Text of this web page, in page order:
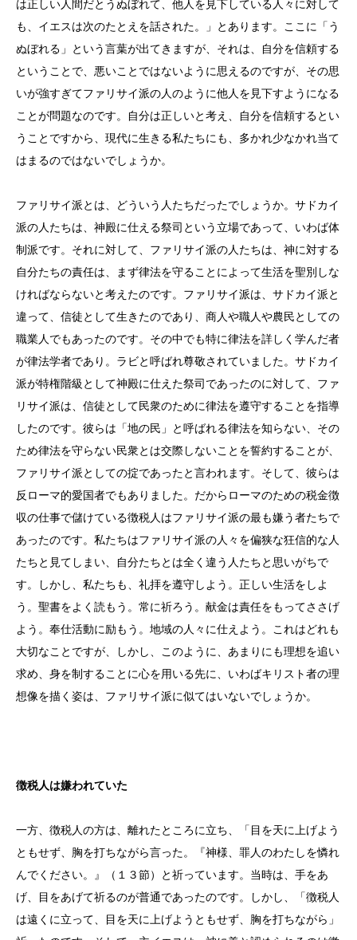
は正しい人間だとうぬぼれて、他人を見下している人々に対して
も、イエスは次のたとえを話された。」とあります。ここに「う
ぬぼれる」という言葉が出てきますが、それは、自分を信頼する
ということで、悪いことではないように思えるのですが、その思
いが強すぎてファリサイ派の人のように他人を見下すようになる
ことが問題なのです。自分は正しいと考え、自分を信頼するとい
うことですから、現代に生きる私たちにも、多かれ少なかれ当て
はまるのではないでしょうか。
ファリサイ派とは、どういう人たちだったでしょうか。サドカイ
派の人たちは、神殿に仕える祭司という立場であって、いわば体
制派です。それに対して、ファリサイ派の人たちは、神に対する
自分たちの責任は、まず律法を守ることによって生活を聖別しな
ければならないと考えたのです。ファリサイ派は、サドカイ派と
違って、信徒として生きたのであり、商人や職人や農民としての
職業人でもあったのです。その中でも特に律法を詳しく学んだ者
が律法学者であり。ラビと呼ばれ尊敬されていました。サドカイ
派が特権階級として神殿に仕えた祭司であったのに対して、ファ
リサイ派は、信徒として民衆のために律法を遵守することを指導
したのです。彼らは「地の民」と呼ばれる律法を知らない、その
ため律法を守らない民衆とは交際しないことを誓約することが、
ファリサイ派としての掟であったと言われます。そして、彼らは
反ローマ的愛国者でもありました。だからローマのための税金徴
収の仕事で儲けている徴税人はファリサイ派の最も嫌う者たちで
あったのです。私たちはファリサイ派の人々を偏狭な狂信的な人
たちと見てしまい、自分たちとは全く違う人たちと思いがちで
す。しかし、私たちも、礼拝を遵守しよう。正しい生活をしよ
う。聖書をよく読もう。常に祈ろう。献金は責任をもってささげ
よう。奉仕活動に励もう。地域の人々に仕えよう。これはどれも
大切なことですが、しかし、このように、あまりにも理想を追い
求め、身を制することに心を用いる先に、いわばキリスト者の理
想像を描く姿は、ファリサイ派に似てはいないでしょうか。
徴税人は嫌われていた
一方、徴税人の方は、離れたところに立ち、「目を天に上げよう
ともせず、胸を打ちながら言った。『神様、罪人のわたしを憐れ
んでください。』（１３節）と祈っています。当時は、手をあ
げ、目をあげて祈るのが普通であったのです。しかし、「徴税人
は遠くに立って、目を天に上げようともせず、胸を打ちながら」